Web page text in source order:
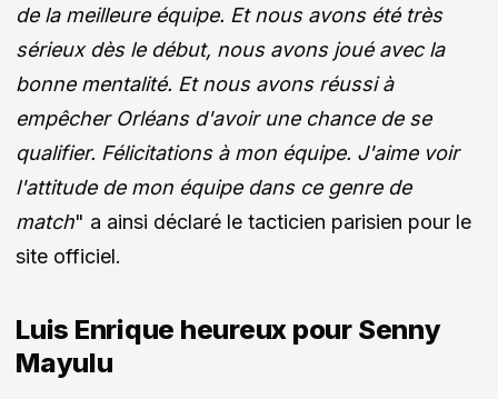
de la meilleure équipe. Et nous avons été très
sérieux dès le début, nous avons joué avec la
bonne mentalité. Et nous avons réussi à
empêcher Orléans d'avoir une chance de se
qualifier. Félicitations à mon équipe. J'aime voir
l'attitude de mon équipe dans ce genre de
match" a ainsi déclaré le tacticien parisien pour le
site officiel.
Luis Enrique heureux pour Senny
Mayulu